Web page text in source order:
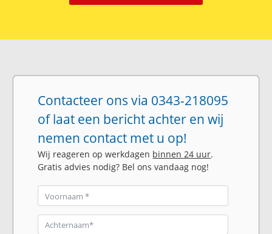
Contacteer ons via 0343-218095
of laat een bericht achter en wij
nemen contact met u op!
Wij reageren op werkdagen binnen 24 uur.
Gratis advies nodig? Bel ons vandaag nog!